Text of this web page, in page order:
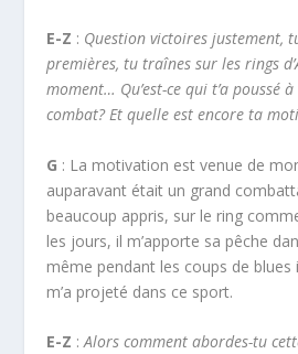
E-Z : Question victoires justement,
premières, tu traînes sur les rings
moment… Qu’est-ce qui t’a poussé
combat? Et quelle est encore ta
G : La motivation est venue de
auparavant était un grand
beaucoup appris, sur le ring
les jours, il m’apporte sa pêche
même pendant les coups de blues
m’a projeté dans ce sport.
E-Z :Alors comment abordes-tu